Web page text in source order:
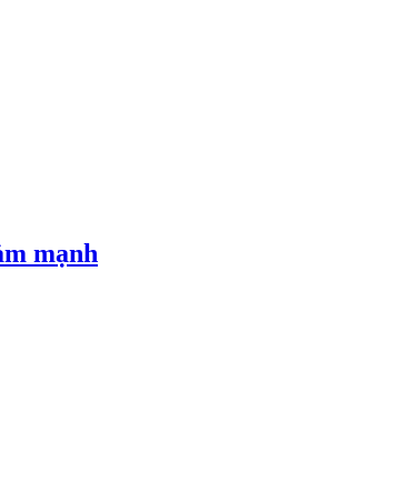
mạnh